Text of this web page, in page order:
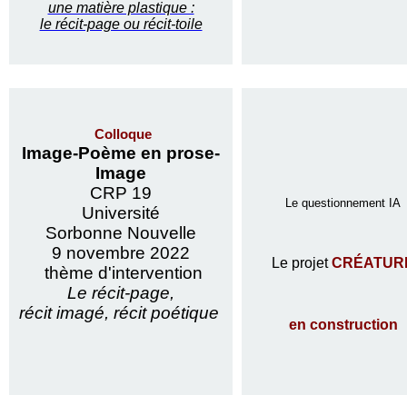
une matière plastique :
le récit-page ou récit-toile
Colloque
Image-Poème en prose-
Image
CRP 19
Université
Sorbonne Nouvelle
9 novembre 2022
thème d'intervention
Le récit-page,
récit imagé, récit poétique
Le questionnement IA
Le projet
en construction